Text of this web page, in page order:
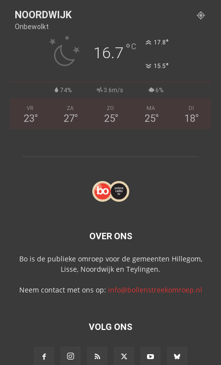
NOORDWIJK
Onbewolkt
16.7 °C 17.8°
15.5°
74% 3.6m/s 6%
VR
23°
ZA
27°
ZO
25°
MA
25°
DI
18°
OVER ONS
Bo is de publieke omroep voor de gemeenten Hillegom,
Lisse, Noordwijk en Teylingen.
Neem contact met ons op: info@bollenstreekomroep.nl
VOLG ONS